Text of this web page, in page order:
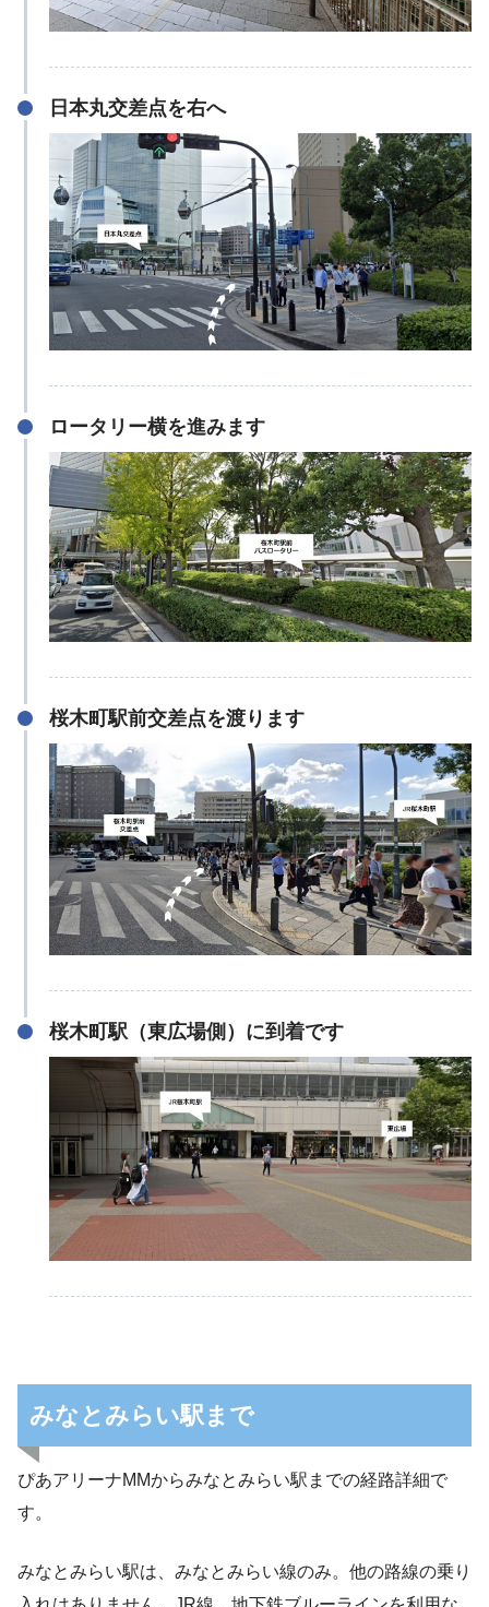
日本丸交差点を右へ
ロータリー横を進みます
桜木町駅前交差点を渡ります
桜木町駅（東広場側）に到着です
みなとみらい駅まで
ぴあアリーナMMからみなとみらい駅までの経路詳細で
す。
みなとみらい駅は、みなとみらい線のみ。他の路線の乗り